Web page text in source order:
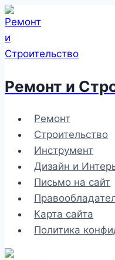
Перейти
к
содержимому
Ремонт и
Ремонт
Строительство
Инструмент
Дизайн и
Письмо на сайт
Карта сайта
Политика